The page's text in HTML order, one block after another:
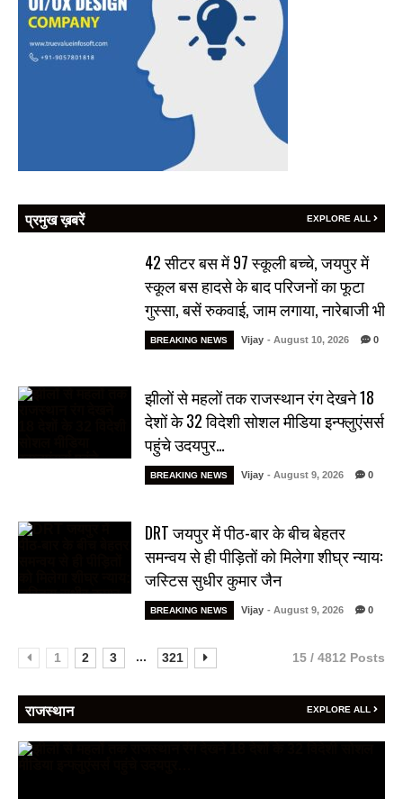
प्रमुख ख़बरें EXPLORE ALL
42 सीटर बस में 97 स्कूली बच्चे, जयपुर में
स्कूल बस हादसे के बाद परिजनों का फूटा
गुस्सा, बसें रुकवाई, जाम लगाया, नारेबाजी भी
BREAKING NEWS Vijay - August 10, 2026 0
झीलों से महलों तक राजस्थान रंग देखने 18
देशों के 32 विदेशी सोशल मीडिया इन्फ्लुएंसर्स
पहुंचे उदयपुर…
BREAKING NEWS Vijay - August 9, 2026 0
DRT जयपुर में पीठ-बार के बीच बेहतर
समन्वय से ही पीड़ितों को मिलेगा शीघ्र न्याय:
जस्टिस सुधीर कुमार जैन
BREAKING NEWS Vijay - August 9, 2026 0
1 2 3 ... 321 15 / 4812 Posts
राजस्थान EXPLORE ALL